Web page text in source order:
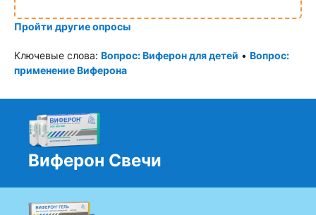
Виферон Свечи
Пройти другие опросы
Ключевые слова: Вопрос: Виферон для детей • Вопрос:
применение Виферона